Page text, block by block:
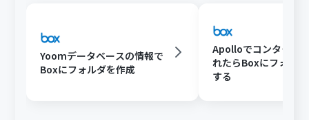
Yoomデータベースの情報で
Boxにフォルダを作成
Apolloでコンタクト
れたらBoxにフォル
する